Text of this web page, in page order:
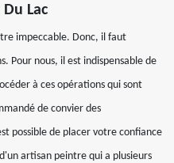
Lac
impeccable. Donc, il faut
Pour nous, il est indispensable de
à ces opérations qui sont
de convier des
possible de placer votre confiance
artisan peintre qui a plusieurs